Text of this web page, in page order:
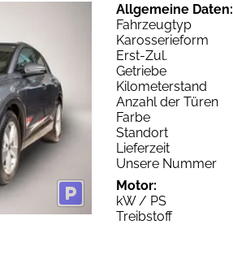
Allgemeine Daten:
Fahrzeugtyp
Karosserieform
Erst-Zul.
Getriebe
Kilometerstand
Anzahl der Türen
Farbe
Standort
Lieferzeit
Unsere Nummer
Motor:
kW / PS
Treibstoff